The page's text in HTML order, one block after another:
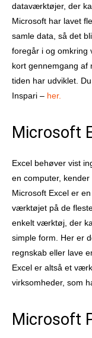
dataværktøjer, der
Microsoft har lavet
samle data, så det
foregår i og omkring
kort gennemgang af
tiden har udviklet.
Inspari – her.
Microsoft
Excel behøver vist
en computer, kender
Microsoft Excel er
værktøjet på de
enkelt værktøj, der
simple form. Her er
regnskab eller lave
Excel er altså et
virksomheder, som
Microsoft